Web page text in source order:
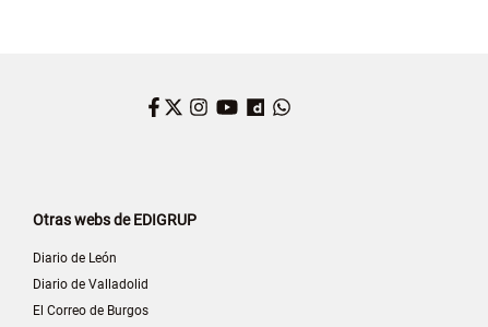
Facebook
Twitter
Instagram
YouTube
Dailymotion
Otras webs de EDIGRUP
Diario de León
Diario de Valladolid
El Correo de Burgos